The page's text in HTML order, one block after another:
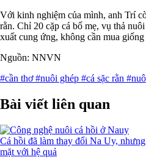
Với kinh nghiệm của mình, anh Trí
rằn. Chỉ 20 cặp cá bố mẹ, vụ thả
xuất cung ứng, không cần mua
Nguồn: NNVN
#cần thơ#nuôi ghép #cá sặc rằn
Bài viết liên quan
Cá hồi đã làm thay đổi Na Uy,
mặt với hệ quả